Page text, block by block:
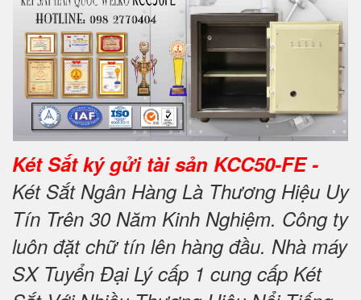
Két Sắt ký gửi tài sản KCC50-FE -
Két Sắt Ngân Hàng Là Thương Hiệu Uy
Tín Trên 30 Năm Kinh Nghiệm. Công ty
luôn đặt chữ tín lên hàng đầu. Nhà máy
SX Tuyển Đại Lý cấp 1 cung cấp Két